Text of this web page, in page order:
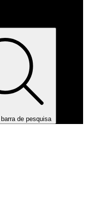
de pesquisa